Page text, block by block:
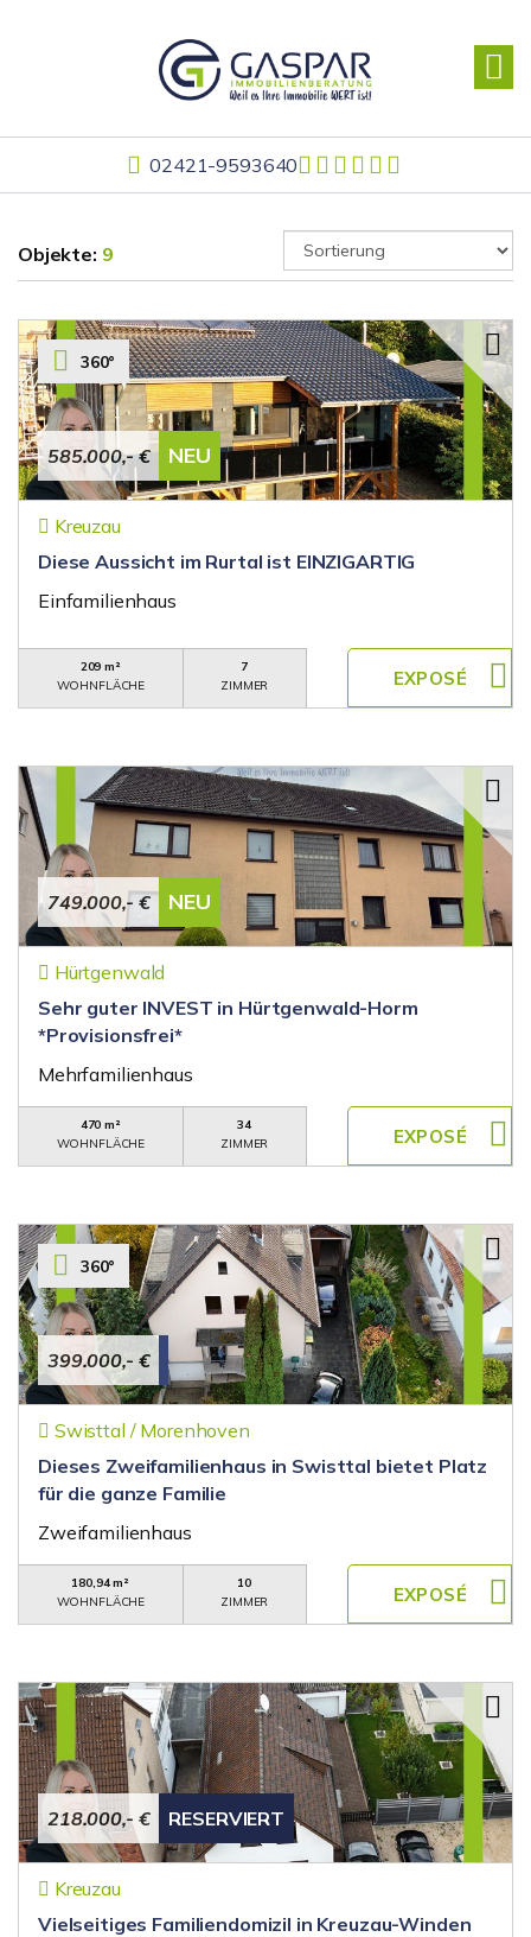
02421-9593640
Objekte: 9
585.000,- € NEU
360°
Kreuzau
Diese Aussicht im Rurtal ist EINZIGARTIG
Einfamilienhaus
209 m²
WOHNFLÄCHE
7
ZIMMER
749.000,- € NEU
Hürtgenwald
Sehr guter INVEST in Hürtgenwald-Horm
*Provisionsfrei*
Mehrfamilienhaus
470 m²
WOHNFLÄCHE
34
ZIMMER
399.000,- €
360°
Swisttal / Morenhoven
Dieses Zweifamilienhaus in Swisttal bietet Platz
für die ganze Familie
Zweifamilienhaus
180,94 m²
WOHNFLÄCHE
10
ZIMMER
218.000,- € RESERVIERT
Kreuzau
Vielseitiges Familiendomizil in Kreuzau-Winden